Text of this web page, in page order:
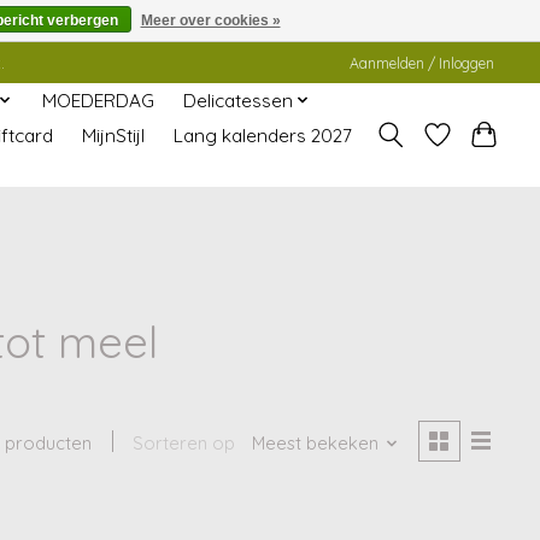
Aanmelden / Inloggen
MOEDERDAG
Delicatessen
MijnStijl
Lang kalenders 2027
meel
producten Sorteren op Meest bekeken
verbergen Meer over cookies »